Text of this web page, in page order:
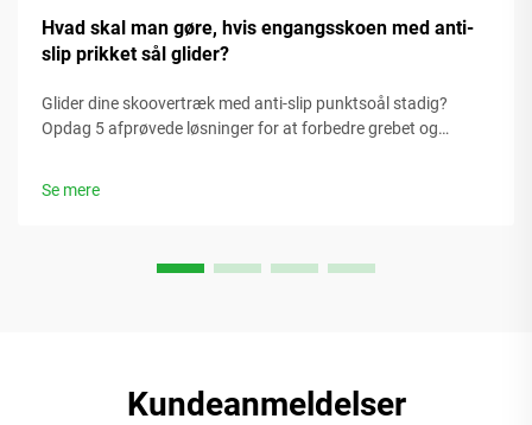
Hvad skal man gøre, hvis engangsskoen med anti-
slip prikket sål glider?
Glider dine skoovertræk med anti-slip punktsoål stadig?
Opdag 5 afprøvede løsninger for at forbedre grebet og
Se mere
Kundeanmeldelser